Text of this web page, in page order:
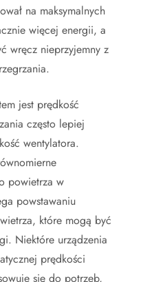
na maksymalnych
więcej energii, a
wręcz nieprzyjemny z
jest prędkość
często lepiej
wentylatora.
powietrza w
powstawaniu
które mogą być
Niektóre urządzenia
prędkości
się do potrzeb,